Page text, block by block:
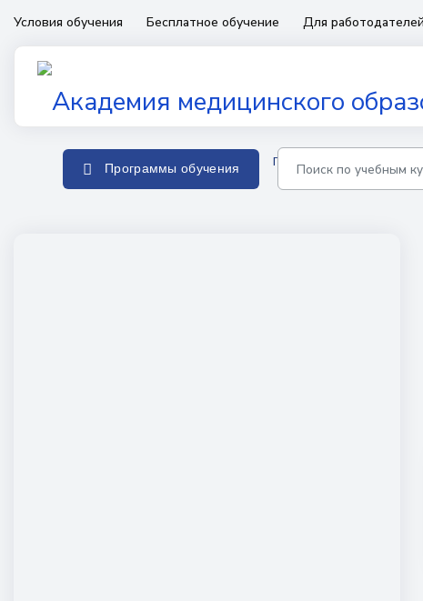
Условия обучения Бесплатное обучение Для работодателей
Программы обучения Главная Программы